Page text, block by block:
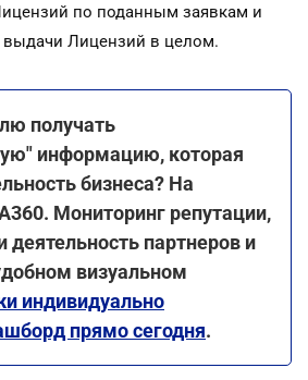
по поданным заявкам и
Лицензий в целом.
получать
информацию, которая
бизнеса? На
Мониторинг репутации,
деятельность партнеров и
визуальном
индивидуально
прямо сегодня.